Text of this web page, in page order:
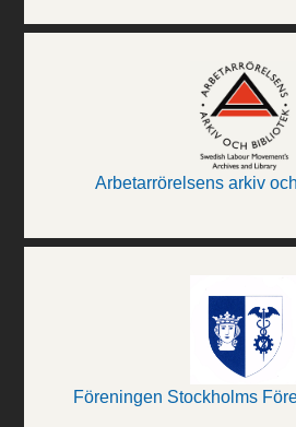
Arbetarrörelsens arkiv
Föreningen Stockholms